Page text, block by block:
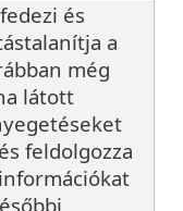
és
a
még
látott
feldolgozza